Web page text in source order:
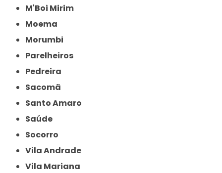
M'Boi Mirim
Moema
Morumbi
Parelheiros
Pedreira
Sacomã
Santo Amaro
Saúde
Socorro
Vila Andrade
Vila Mariana